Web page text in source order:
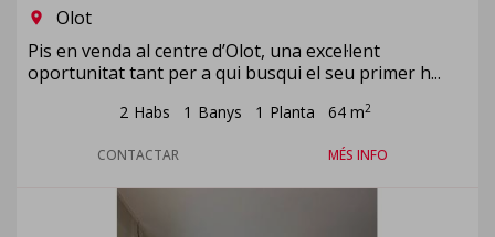
room
Olot
Pis en venda al centre d’Olot, una excel·lent
oportunitat tant per a qui busqui el seu primer h...
2 Habs 1 Banys 1 Planta 64 m2
CONTACTAR MÉS INFO
Previous